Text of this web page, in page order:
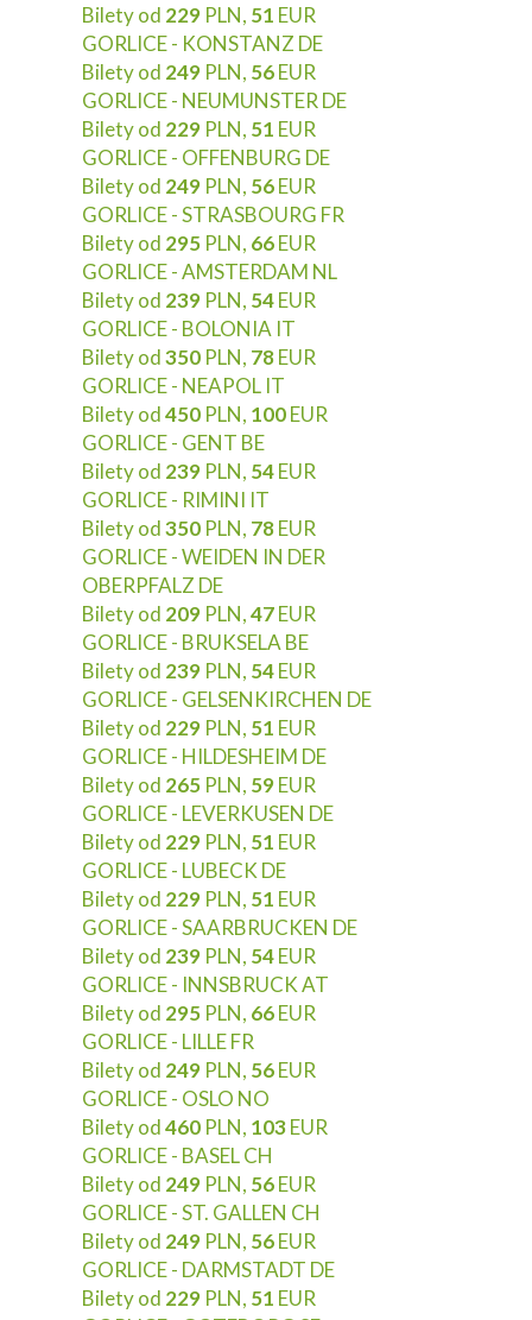
Bilety od 229 PLN, 51 EUR
GORLICE - KONSTANZ DE
Bilety od 249 PLN, 56EUR
GORLICE - NEUMUNSTER DE
Bilety od 229 PLN, 51 EUR
GORLICE - OFFENBURG DE
Bilety od 249 PLN, 56EUR
GORLICE - STRASBOURG FR
Bilety od 295 PLN, 66EUR
GORLICE - AMSTERDAM NL
Bilety od 239 PLN, 54EUR
GORLICE - BOLONIA IT
Bilety od350 PLN, 78EUR
GORLICE - NEAPOL IT
Bilety od450 PLN, 100EUR
GORLICE - GENT BE
Bilety od 239 PLN, 54EUR
GORLICE - RIMINI IT
Bilety od350 PLN, 78EUR
GORLICE - WEIDEN IN DER
OBERPFALZ DE
Bilety od 209 PLN,47EUR
GORLICE - BRUKSELA BE
Bilety od 239 PLN, 54EUR
GORLICE - GELSENKIRCHEN DE
Bilety od 229 PLN, 51 EUR
GORLICE - HILDESHEIM DE
Bilety od 265 PLN, 59EUR
GORLICE - LEVERKUSEN DE
Bilety od 229 PLN, 51 EUR
GORLICE - LUBECK DE
Bilety od 229 PLN, 51 EUR
GORLICE - SAARBRUCKEN DE
Bilety od 239 PLN, 54EUR
GORLICE - INNSBRUCK AT
Bilety od 295 PLN, 66EUR
GORLICE - LILLE FR
Bilety od 249 PLN, 56EUR
GORLICE - OSLO NO
Bilety od460 PLN, 103EUR
GORLICE - BASEL CH
Bilety od 249 PLN, 56EUR
GORLICE - ST. GALLEN CH
Bilety od 249 PLN, 56EUR
GORLICE - DARMSTADT DE
Bilety od 229 PLN, 51 EUR